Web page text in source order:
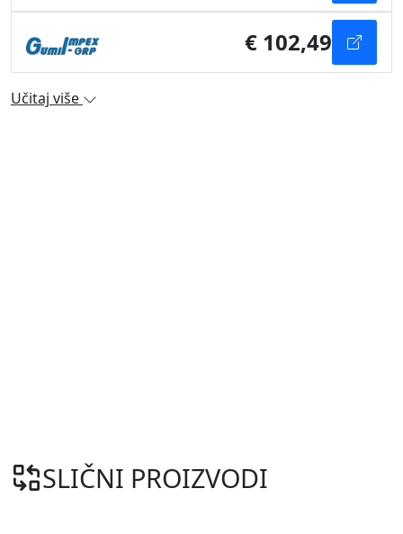
€ 102,49
Učitaj više
SLIČNI PROIZVODI